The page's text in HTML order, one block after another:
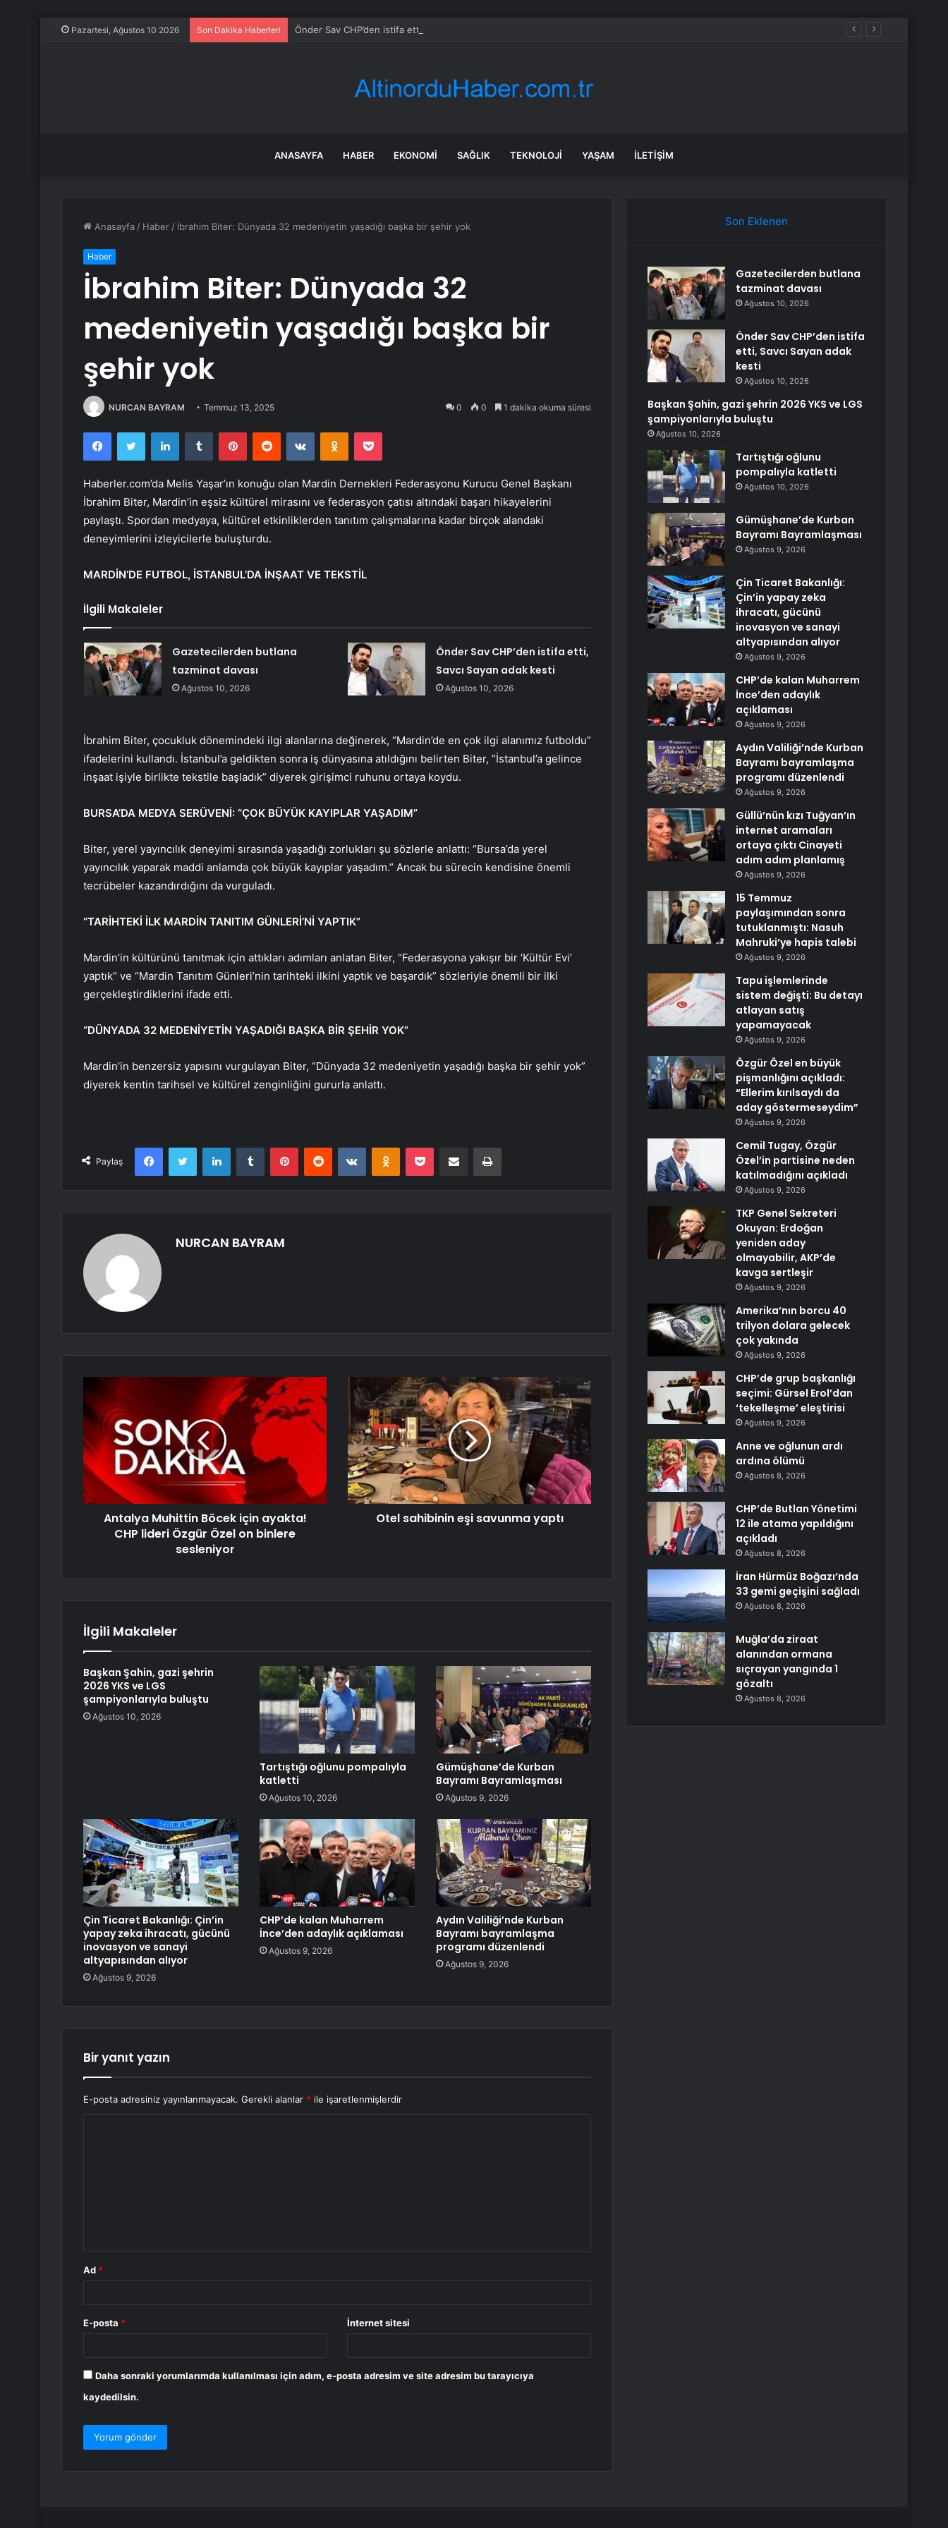
Pazartesi, Ağustos 10 2026 Son Dakika Haberleri Önder Sav CHP’den istifa etti, Savcı Sayan adak kesti
ANASAYFA HABER EKONOMI SAĞLIK TEKNOLOJI YAŞAM İLETIŞIM
Anasayfa / Haber / İbrahim Biter: Dünyada 32 medeniyetin yaşadığı başka bir şehir yok
Haber
İbrahim Biter: Dünyada 32
medeniyetin yaşadığı başka bir
şehir yok
NURCAN BAYRAM Temmuz 13, 2025 0 0 1 dakika okuma süresi
FacebookTwitter LinkedInTumblr PinterestReddit VKontakteOdnoklassniki
Pocket
Haberler.com’da Melis Yaşar’ın konuğu olan Mardin Dernekleri Federasyonu Kurucu Genel Başkanı
İbrahim Biter, Mardin’in eşsiz kültürel mirasını ve federasyon çatısı altındaki başarı hikayelerini
paylaştı. Spordan medyaya, kültürel etkinliklerden tanıtım çalışmalarına kadar birçok alandaki
deneyimlerini izleyicilerle buluşturdu.
MARDİN’DE FUTBOL, İSTANBUL’DA İNŞAAT VE TEKSTİL
İlgili Makaleler
Gazetecilerden butlana
tazminat davası
Ağustos 10, 2026
Önder Sav CHP’den istifa etti,
Savcı Sayan adak kesti
Ağustos 10, 2026
İbrahim Biter, çocukluk dönemindeki ilgi alanlarına değinerek, “Mardin’de en çok ilgi alanımız futboldu”
ifadelerini kullandı. İstanbul’a geldikten sonra iş dünyasına atıldığını belirten Biter, “İstanbul’a gelince
inşaat işiyle birlikte tekstile başladık” diyerek girişimci ruhunu ortaya koydu.
BURSA’DA MEDYA SERÜVENİ: “ÇOK BÜYÜK KAYIPLAR YAŞADIM”
Biter, yerel yayıncılık deneyimi sırasında yaşadığı zorlukları şu sözlerle anlattı: “Bursa’da yerel
yayıncılık yaparak maddi anlamda çok büyük kayıplar yaşadım.” Ancak bu sürecin kendisine önemli
tecrübeler kazandırdığını da vurguladı.
“TARİHTEKİ İLK MARDİN TANITIM GÜNLERİ’Nİ YAPTIK”
Mardin’in kültürünü tanıtmak için attıkları adımları anlatan Biter, “Federasyona yakışır bir ‘Kültür Evi’
yaptık” ve “Mardin Tanıtım Günleri’nin tarihteki ilkini yaptık ve başardık” sözleriyle önemli bir ilki
gerçekleştirdiklerini ifade etti.
“DÜNYADA 32 MEDENİYETİN YAŞADIĞI BAŞKA BİR ŞEHİR YOK”
Mardin’in benzersiz yapısını vurgulayan Biter, “Dünyada 32 medeniyetin yaşadığı başka bir şehir yok”
diyerek kentin tarihsel ve kültürel zenginliğini gururla anlattı.
Paylaş
FacebookTwitter LinkedInTumblr PinterestReddit VKontakteOdnoklassniki
Pocket E-Posta ile paylaş Yazdır
NURCAN BAYRAM
Antalya Muhittin Böcek için ayakta!
CHP lideri Özgür Özel on binlere
sesleniyor
Otel sahibinin eşi savunma yaptı
İlgili Makaleler
Başkan Şahin, gazi şehrin
2026 YKS ve LGS
şampiyonlarıyla buluştu
Ağustos 10, 2026
Tartıştığı oğlunu pompalıyla
katletti
Ağustos 10, 2026
Gümüşhane’de Kurban
Bayramı Bayramlaşması
Ağustos 9, 2026
Çin Ticaret Bakanlığı: Çin’in
yapay zeka ihracatı, gücünü
inovasyon ve sanayi
altyapısından alıyor
Ağustos 9, 2026
CHP’de kalan Muharrem
İnce’den adaylık açıklaması
Ağustos 9, 2026
Aydın Valiliği’nde Kurban
Bayramı bayramlaşma
programı düzenlendi
Ağustos 9, 2026
Bir yanıt yazın
E-posta adresiniz yayınlanmayacak. Gerekli alanlar * ile işaretlenmişlerdir
Ad *
E-posta * İnternet sitesi
Daha sonraki yorumlarımda kullanılması için adım, e-posta adresim ve site adresim bu tarayıcıya
kaydedilsin.
Son Eklenen
Gazetecilerden butlana
tazminat davası
Ağustos 10, 2026
Önder Sav CHP’den istifa
etti, Savcı Sayan adak
kesti
Ağustos 10, 2026
Başkan Şahin, gazi şehrin 2026 YKS ve LGS
şampiyonlarıyla buluştu
Ağustos 10, 2026
Tartıştığı oğlunu
pompalıyla katletti
Ağustos 10, 2026
Gümüşhane’de Kurban
Bayramı Bayramlaşması
Ağustos 9, 2026
Çin Ticaret Bakanlığı:
Çin’in yapay zeka
ihracatı, gücünü
inovasyon ve sanayi
altyapısından alıyor
Ağustos 9, 2026
CHP’de kalan Muharrem
İnce’den adaylık
açıklaması
Ağustos 9, 2026
Aydın Valiliği’nde Kurban
Bayramı bayramlaşma
programı düzenlendi
Ağustos 9, 2026
Güllü’nün kızı Tuğyan’ın
internet aramaları
ortaya çıktı Cinayeti
adım adım planlamış
Ağustos 9, 2026
15 Temmuz
paylaşımından sonra
tutuklanmıştı: Nasuh
Mahruki’ye hapis talebi
Ağustos 9, 2026
Tapu işlemlerinde
sistem değişti: Bu detayı
atlayan satış
yapamayacak
Ağustos 9, 2026
Özgür Özel en büyük
pişmanlığını açıkladı:
“Ellerim kırılsaydı da
aday göstermeseydim”
Ağustos 9, 2026
Cemil Tugay, Özgür
Özel’in partisine neden
katılmadığını açıkladı
Ağustos 9, 2026
TKP Genel Sekreteri
Okuyan: Erdoğan
yeniden aday
olmayabilir, AKP’de
kavga sertleşir
Ağustos 9, 2026
Amerika’nın borcu 40
trilyon dolara gelecek
çok yakında
Ağustos 9, 2026
CHP’de grup başkanlığı
seçimi: Gürsel Erol’dan
‘tekelleşme’ eleştirisi
Ağustos 9, 2026
Anne ve oğlunun ardı
ardına ölümü
Ağustos 8, 2026
CHP’de Butlan Yönetimi
12 ile atama yapıldığını
açıkladı
Ağustos 8, 2026
İran Hürmüz Boğazı’nda
33 gemi geçişini sağladı
Ağustos 8, 2026
Muğla’da ziraat
alanından ormana
sıçrayan yangında 1
gözaltı
Ağustos 8, 2026